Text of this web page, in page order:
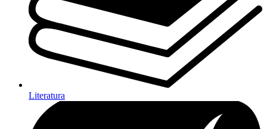
Literatura